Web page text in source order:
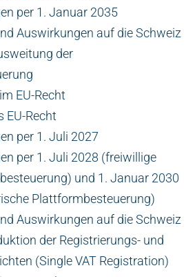
per 1. Januar 2035
Auswirkungen auf die Schweiz
der
EU-Recht
EU-Recht
per 1. Juli 2027
per 1. Juli 2028 (freiwillige
und 1. Januar 2030
Plattformbesteuerung)
Auswirkungen auf die Schweiz
der Registrierungs- und
(Single VAT Registration)